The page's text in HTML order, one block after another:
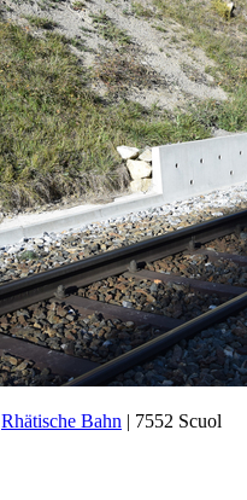
Rhätische Bahn | 7552 Scuol